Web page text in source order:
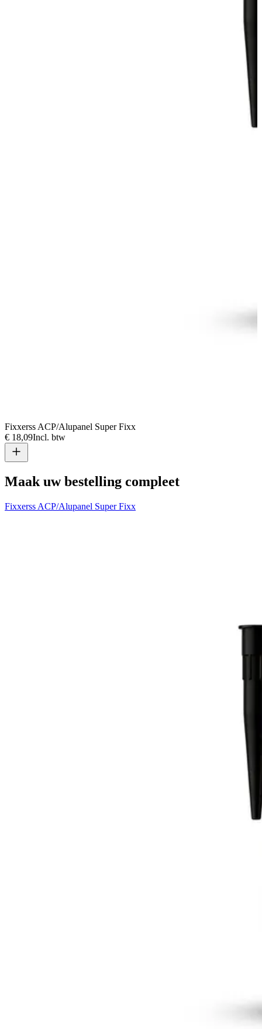
Fixxerss ACP/Alupanel Super Fixx
€ 18,09Incl. btw
Maak uw bestelling compleet
Fixxerss ACP/Alupanel Super Fixx